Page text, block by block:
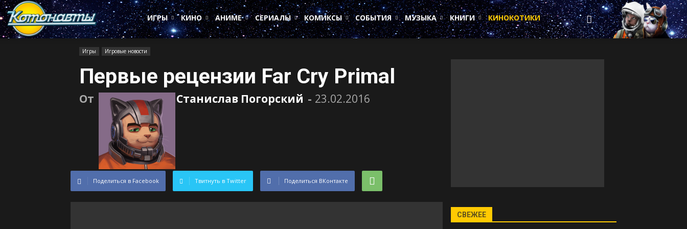
Котонавты
ИГРЫ
КИНО АНИМЕ СЕРИАЛЫ КОМИКСЫ СОБЫТИЯ МУЗЫКА КНИГИ КИНОКОТИКИ
Игры Игровые новости
Первые рецензии Far Cry Primal
От Станислав Погорский - 23.02.2016
Поделиться в Facebook Твитнуть в Twitter Поделиться ВКонтакте
СВЕЖЕЕ